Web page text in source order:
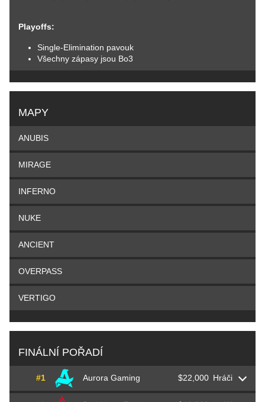
Playoffs:
Single-Elimination pavouk
Všechny zápasy jsou Bo3
MAPY
ANUBIS
MIRAGE
INFERNO
NUKE
ANCIENT
OVERPASS
VERTIGO
FINÁLNÍ POŘADÍ
#1 Aurora Gaming $22,000 Hráči